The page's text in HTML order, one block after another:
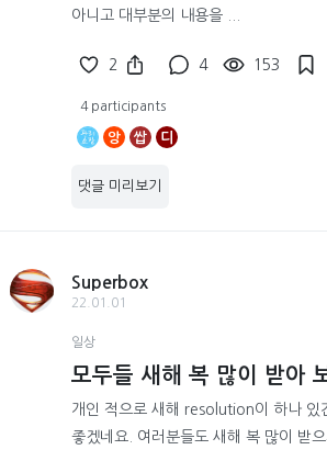
아니고 대부분의 내용을 ...
2 4 153
4 participants
앙 쌉 디
댓글 미리보기
Superbox
22.01.01
일상
모두들 새해 복 많이 받아
개인 적으로 새해 resolution이 하나 있
좋겠네요. 여러분들도 새해 복 많이 받